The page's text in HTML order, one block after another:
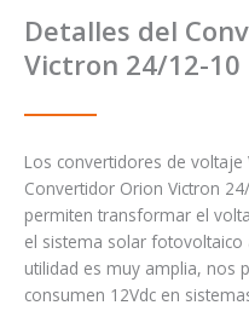
Detalles del
Victron 24/12-10
Los convertidores de voltaje
Convertidor Orion Victron
permiten transformar el
el sistema solar
utilidad es muy amplia, nos
consumen 12Vdc en